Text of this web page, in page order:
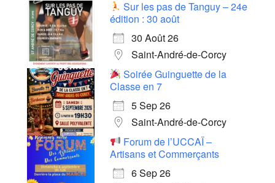
Sur les pas de Tanguy – 24e
édition : 30 août
30 Août 26
Saint-André-de-Corcy
Soirée Guinguette de la
Classe en 7
5 Sep 26
Saint-André-de-Corcy
Forum de l’UCCAÏ –
Artisans et Commerçants
6 Sep 26